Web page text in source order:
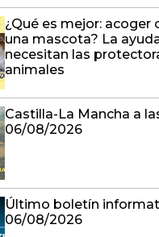
¿Qué es mejor: acoger
una mascota? La
necesitan las
animales
Castilla-La Mancha a
06/08/2026
Último boletín
06/08/2026